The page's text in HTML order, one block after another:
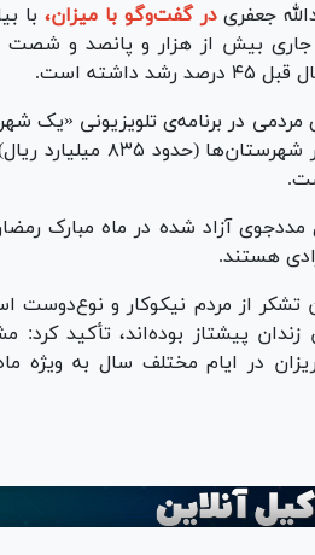
جعفریدر گفت‌وگو با میزان،با
جاری بیش از هزار و پانصد و شصت
است.
میلیارد ریال)، جشن‌های گلریزان
هستند.
از مردم نیکوکار و نوع‌دوست
پیشتاز بوده‌اند، تأکید کرد:
در ایام مختلف سال به ویژه